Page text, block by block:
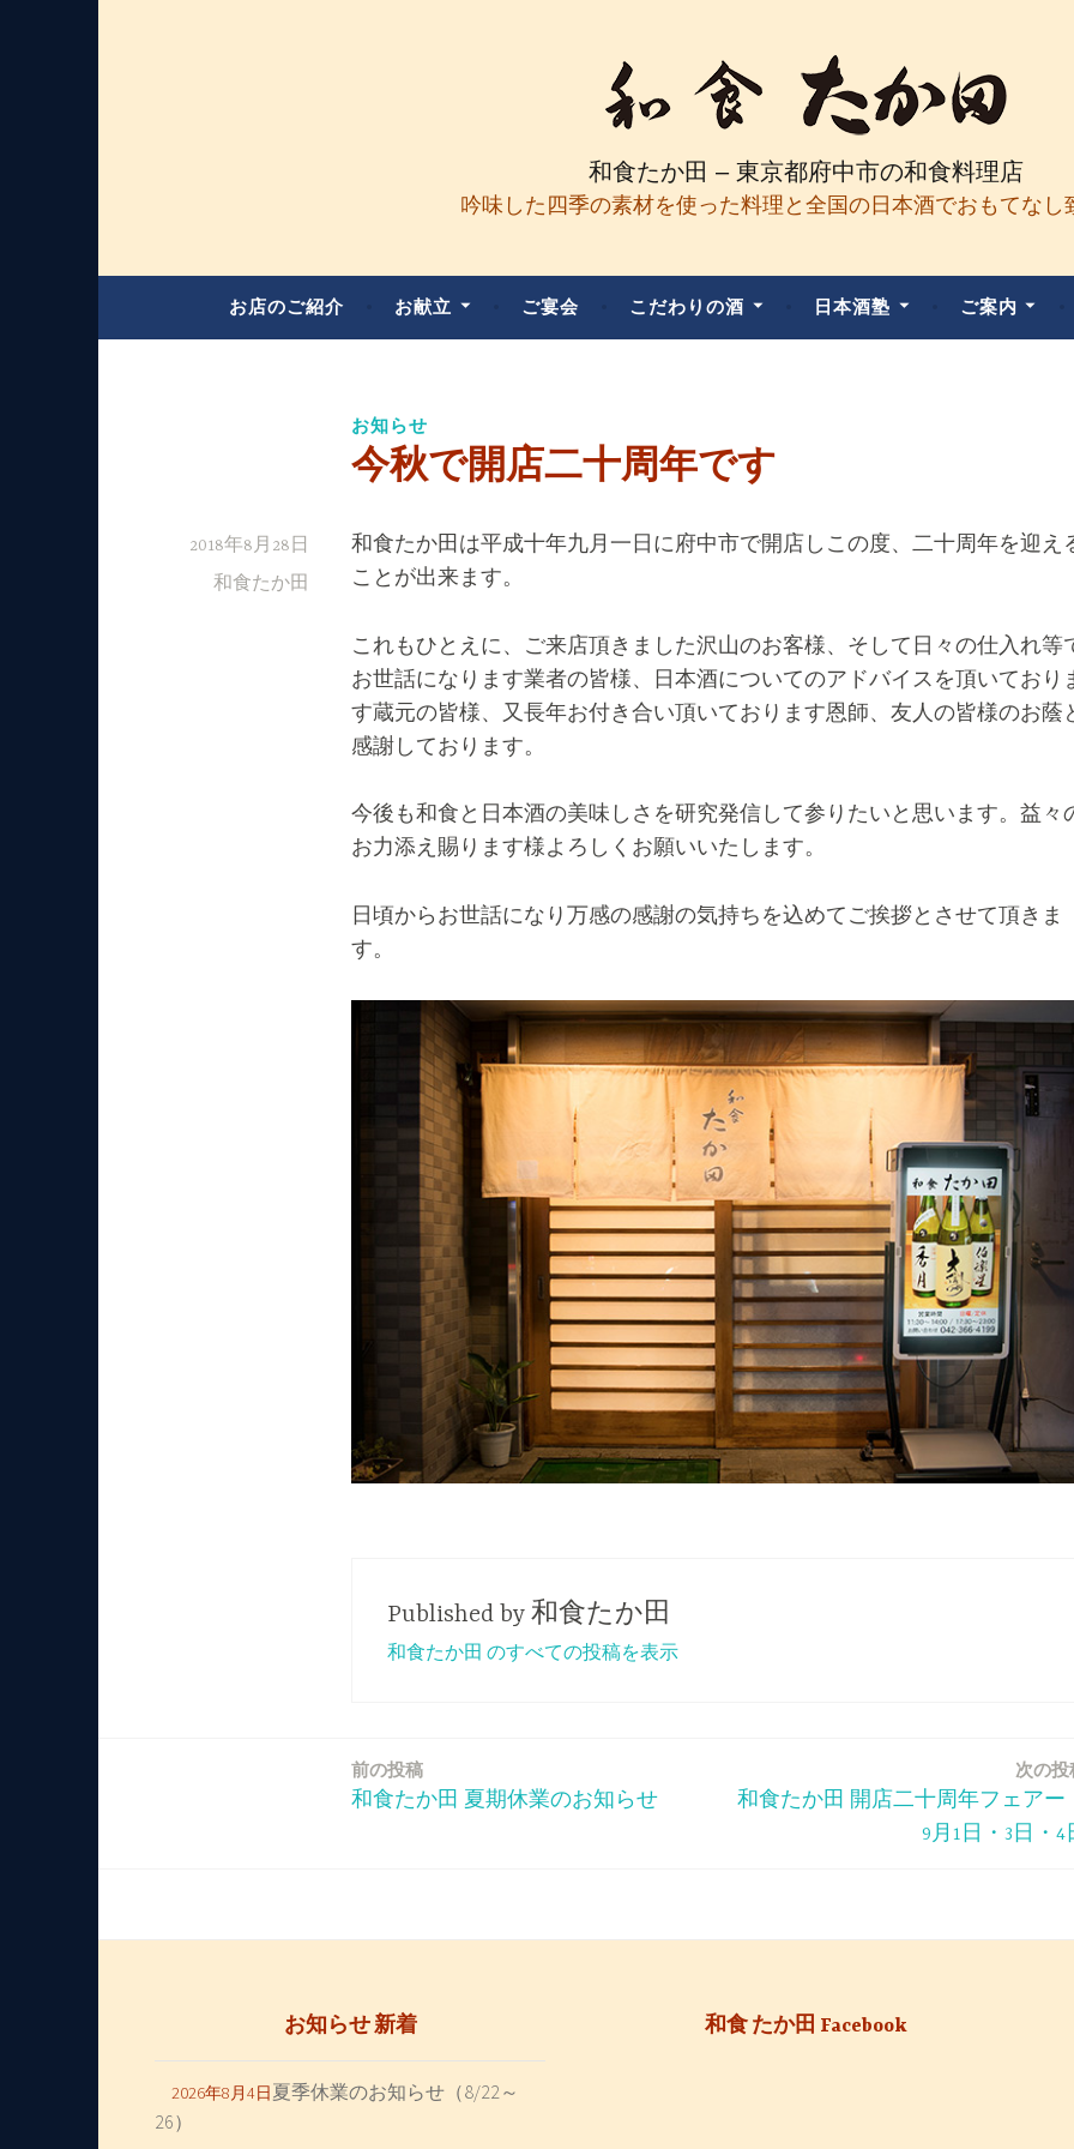
ッ
和食たか田 – 東京都府中市の和食料理店
吟味した四季の素材を使った料理と全国の日本酒でおもてなし
お店のご紹介 お献立 ご宴会 こだわりの酒 日本酒塾 ご案内
お知らせ
今秋で開店二十周年です
2018年8月28日
和食たか田
和食たか田は平成十年九月一日に府中市で開店しこの度、二十周年を迎え
ことが出来ます。
これもひとえに、ご来店頂きました沢山のお客様、そして日々の仕入れ等
お世話になります業者の皆様、日本酒についてのアドバイスを頂いており
す蔵元の皆様、又長年お付き合い頂いております恩師、友人の皆様のお蔭
感謝しております。
今後も和食と日本酒の美味しさを研究発信して参りたいと思います。益々
お力添え賜ります様よろしくお願いいたします。
日頃からお世話になり万感の感謝の気持ちを込めてご挨拶とさせて頂きま
す。
Published by 和食たか田
和食たか田 のすべての投稿を表示
ビ
前の投稿
和食たか田 夏期休業のお知らせ
次の投
和食たか田 開店二十周年フェア
9月1日・3日・4
お知らせ 新着
2026年8月4日夏季休業のお知らせ（8/22～
26）
和食 たか田 Facebook